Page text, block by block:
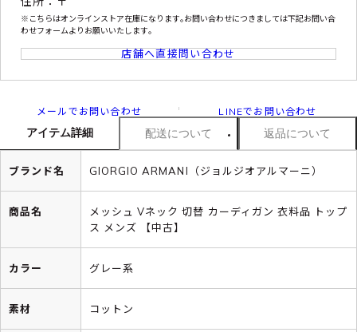
※こちらはオンラインストア在庫になります｡お問い合わせにつきましては下記お問い合
わせフォームよりお願いいたします｡
店舗へ直接問い合わせ
メールでお問い合わせ LINEでお問い合わせ
アイテム詳細 配送について 返品について
ブランド名 GIORGIO ARMANI（ジョルジオアルマーニ）
商品名
メッシュ Vネック 切替 カーディガン 衣料品 トップ
ス メンズ 【中古】
カラー グレー系
素材 コットン